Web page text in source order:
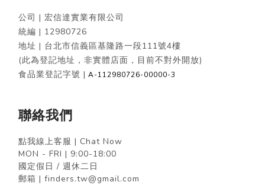
公司 | 宏信達實業有限公司
統編 | 12980726
地址 | 台北市信義區基隆路一段111號4樓
(此為登記地址，非實體店面，目前不對外開放)
食品業登記字號 | A-112980726-00000-3
聯絡我們
點我線上客服 | Chat Now
MON - FRI | 9:00-18:00
國定假日 / 週休二日
郵箱 | finders.tw@gmail.com